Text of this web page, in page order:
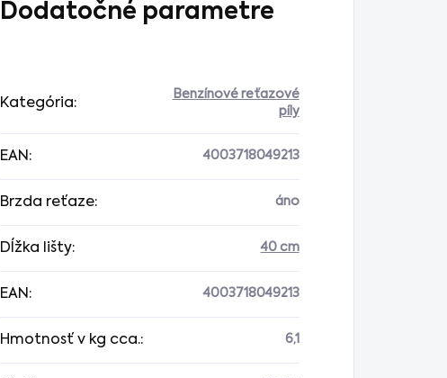
Dodatočné parametre
Kategória:
Benzínové reťazové
píly
EAN: 4003718049213
Brzda reťaze: áno
Dĺžka lišty: 40 cm
EAN: 4003718049213
Hmotnosť v kg cca.: 6,1